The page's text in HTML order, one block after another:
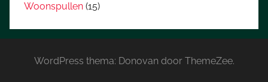
Woonspullen (15)
WordPress thema: Donovan door ThemeZee.